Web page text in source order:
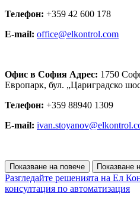
Телефон: +359 42 600 178
E-mail: office@elkontrol.com
Офис в София Адрес: 1750
Европарк, бул. „Цариградско
Телефон: +359 88940 1309
E-mail:
Показване на повече Показване
Разгледайте решенията на Ел
консултация по автоматизация